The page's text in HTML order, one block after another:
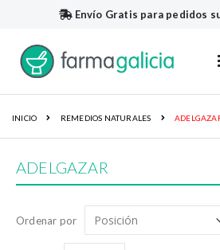
Envío Gratis para pedidos
INICIO REMEDIOS NATURALES
ADELGAZAR
Ordenar por